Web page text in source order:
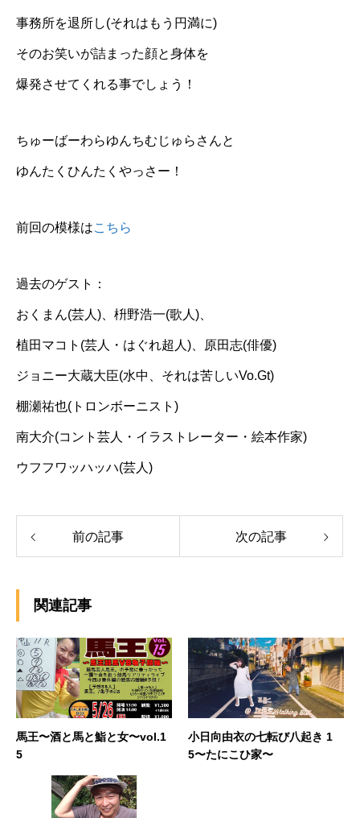
事務所を退所し(それはもう円満に)
そのお笑いが詰まった顔と身体を
爆発させてくれる事でしょう！
ちゅーばーわらゆんちむじゅらさんと
ゆんたくひんたくやっさー！
前回の模様はこちら
過去のゲスト：
おくまん(芸人)、枡野浩一(歌人)、
植田マコト(芸人・はぐれ超人)、原田志(俳優)
ジョニー大蔵大臣(水中、それは苦しいVo.Gt)
棚瀬祐也(トロンボーニスト)
南大介(コント芸人・イラストレーター・絵本作家)
ウフフワッハッハ(芸人)
前の記事 次の記事
関連記事
馬王〜酒と馬と鮨と女〜vol.1
5
小日向由衣の七転び八起き 1
5〜たにこひ家〜